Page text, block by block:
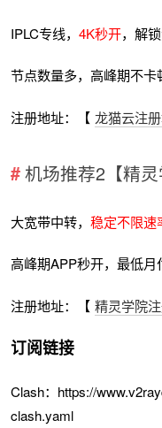
IPLC专线，4K秒开，解
节点数量多，高峰期不卡
注册地址：【 龙猫云注
机场推荐2【精灵
大宽带中转，稳定不限速
高峰期APP秒开，最低月
注册地址：【 精灵学院
订阅链接
Clash：https://
clash.yaml